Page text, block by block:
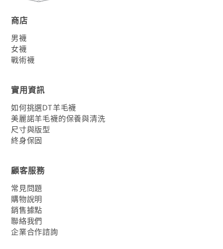
商店
男襪
女襪
戰術襪
實用資訊
如何挑選DT羊毛襪
美麗諾羊毛襪的保養與清洗
尺寸與版型
終身保固
顧客服務
常見問題
購物說明
銷售據點
聯絡我們
企業合作諮詢